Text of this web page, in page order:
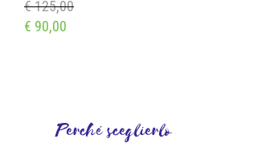
€ 125,00
€ 90,00
Perché sceglierlo